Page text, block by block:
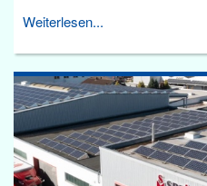
Weiterlesen...